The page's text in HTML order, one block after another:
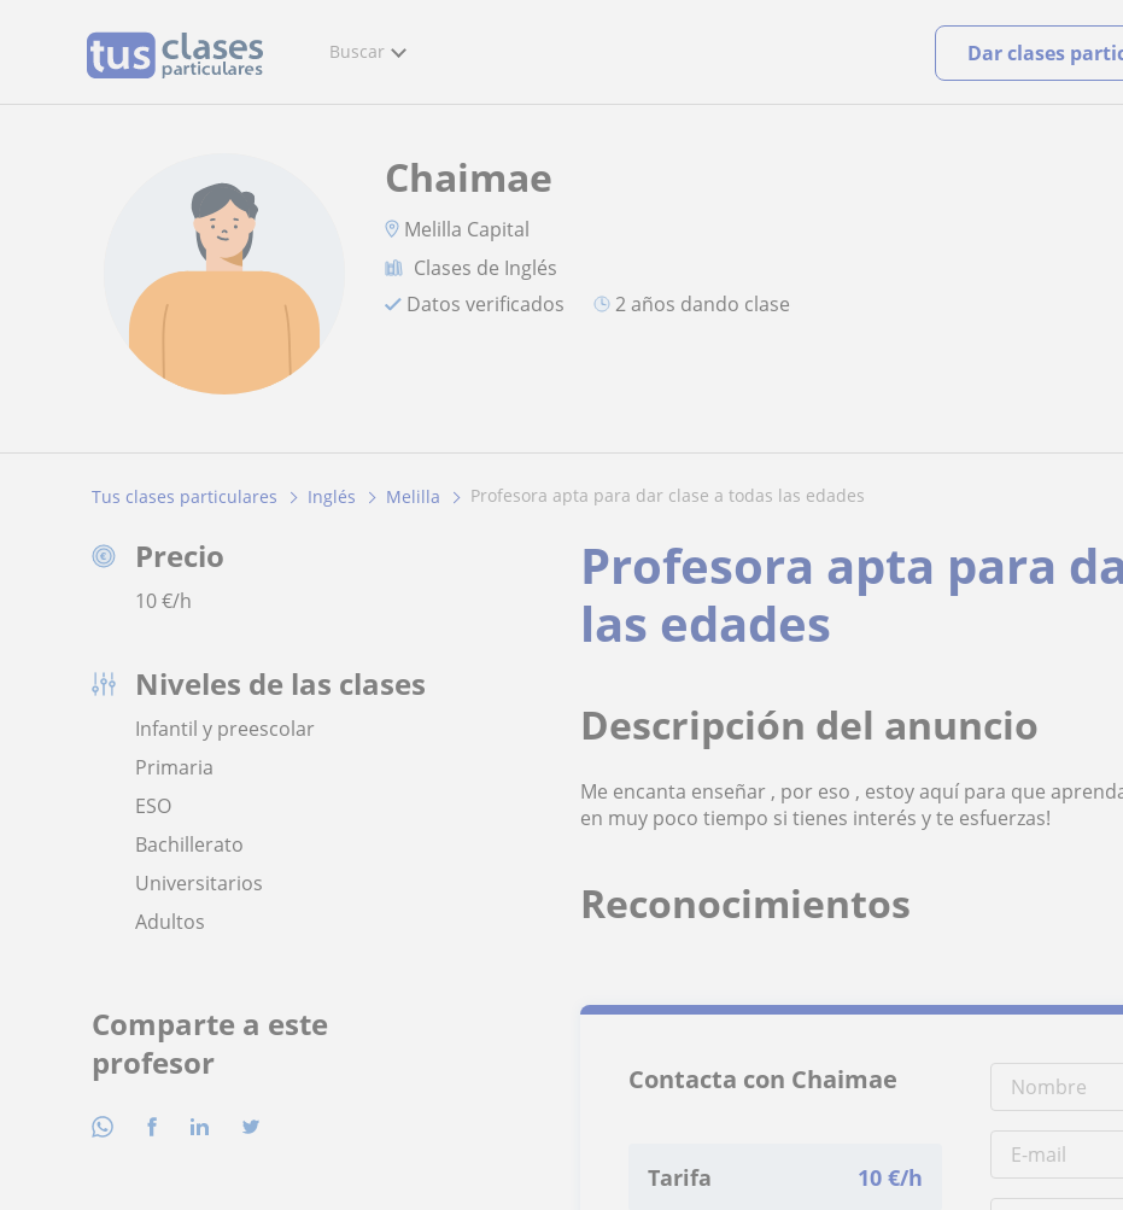
Buscar Dar clases
Chaimae
Melilla Capital
Clases de Inglés
Datos verificados
2 años dando clase
Tus clases particulares Inglés Melilla profesora apta para dar clase a todas las edades
Precio
10€/h
Niveles de las clases
Infantil y preescolar
Primaria
ESO
Bachillerato
Universitarios
Adultos
Comparte a este
profesor
Profesora apta para
las edades
Descripción del anuncio
Me encanta enseñar , por eso , estoy aquí para que
en muy poco tiempo si tienes interés y te esfuerzas!
Reconocimientos
Contacta con Chaimae
Tarifa 10 €/h